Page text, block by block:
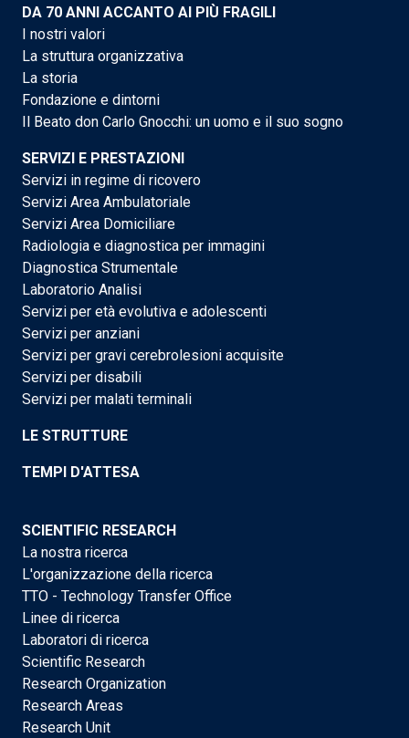
DA 70 ANNI ACCANTO AI PIÙ FRAGILI
I nostri valori
La struttura organizzativa
La storia
Fondazione e dintorni
Il Beato don Carlo Gnocchi: un uomo e il suo sogno
SERVIZI E PRESTAZIONI
Servizi in regime di ricovero
Servizi Area Ambulatoriale
Servizi Area Domiciliare
Radiologia e diagnostica per immagini
Diagnostica Strumentale
Laboratorio Analisi
Servizi per età evolutiva e adolescenti
Servizi per anziani
Servizi per gravi cerebrolesioni acquisite
Servizi per disabili
Servizi per malati terminali
LE STRUTTURE
TEMPI D'ATTESA
SCIENTIFIC RESEARCH
La nostra ricerca
L'organizzazione della ricerca
TTO - Technology Transfer Office
Linee di ricerca
Laboratori di ricerca
Scientific Research
Research Organization
Research Areas
Research Unit